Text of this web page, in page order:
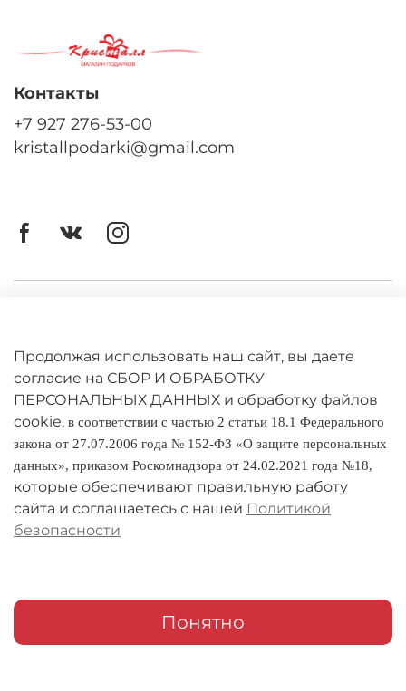
Политика конфиденциальности
Оплата и доставка
Условия обмена и возврата
Реквизиты
О компании
Мои заказы
Контакты
+7 927 276-53-00
kristallpodarki@gmail.com
Продолжая использовать наш сайт, вы даете
согласие на СБОР И ОБРАБОТКУ
ПЕРСОНАЛЬНЫХ ДАННЫХ и обработку файлов
cookie, в соответствии с частью 2 статьи 18.1 Федерального
закона от 27.07.2006 года № 152-ФЗ «О защите персональных
данных», приказом Роскомнадзора от 24.02.2021 года №18,
которые обеспечивают правильную работу
сайта и соглашаетесь с нашей Политикой
безопасности
Понятно